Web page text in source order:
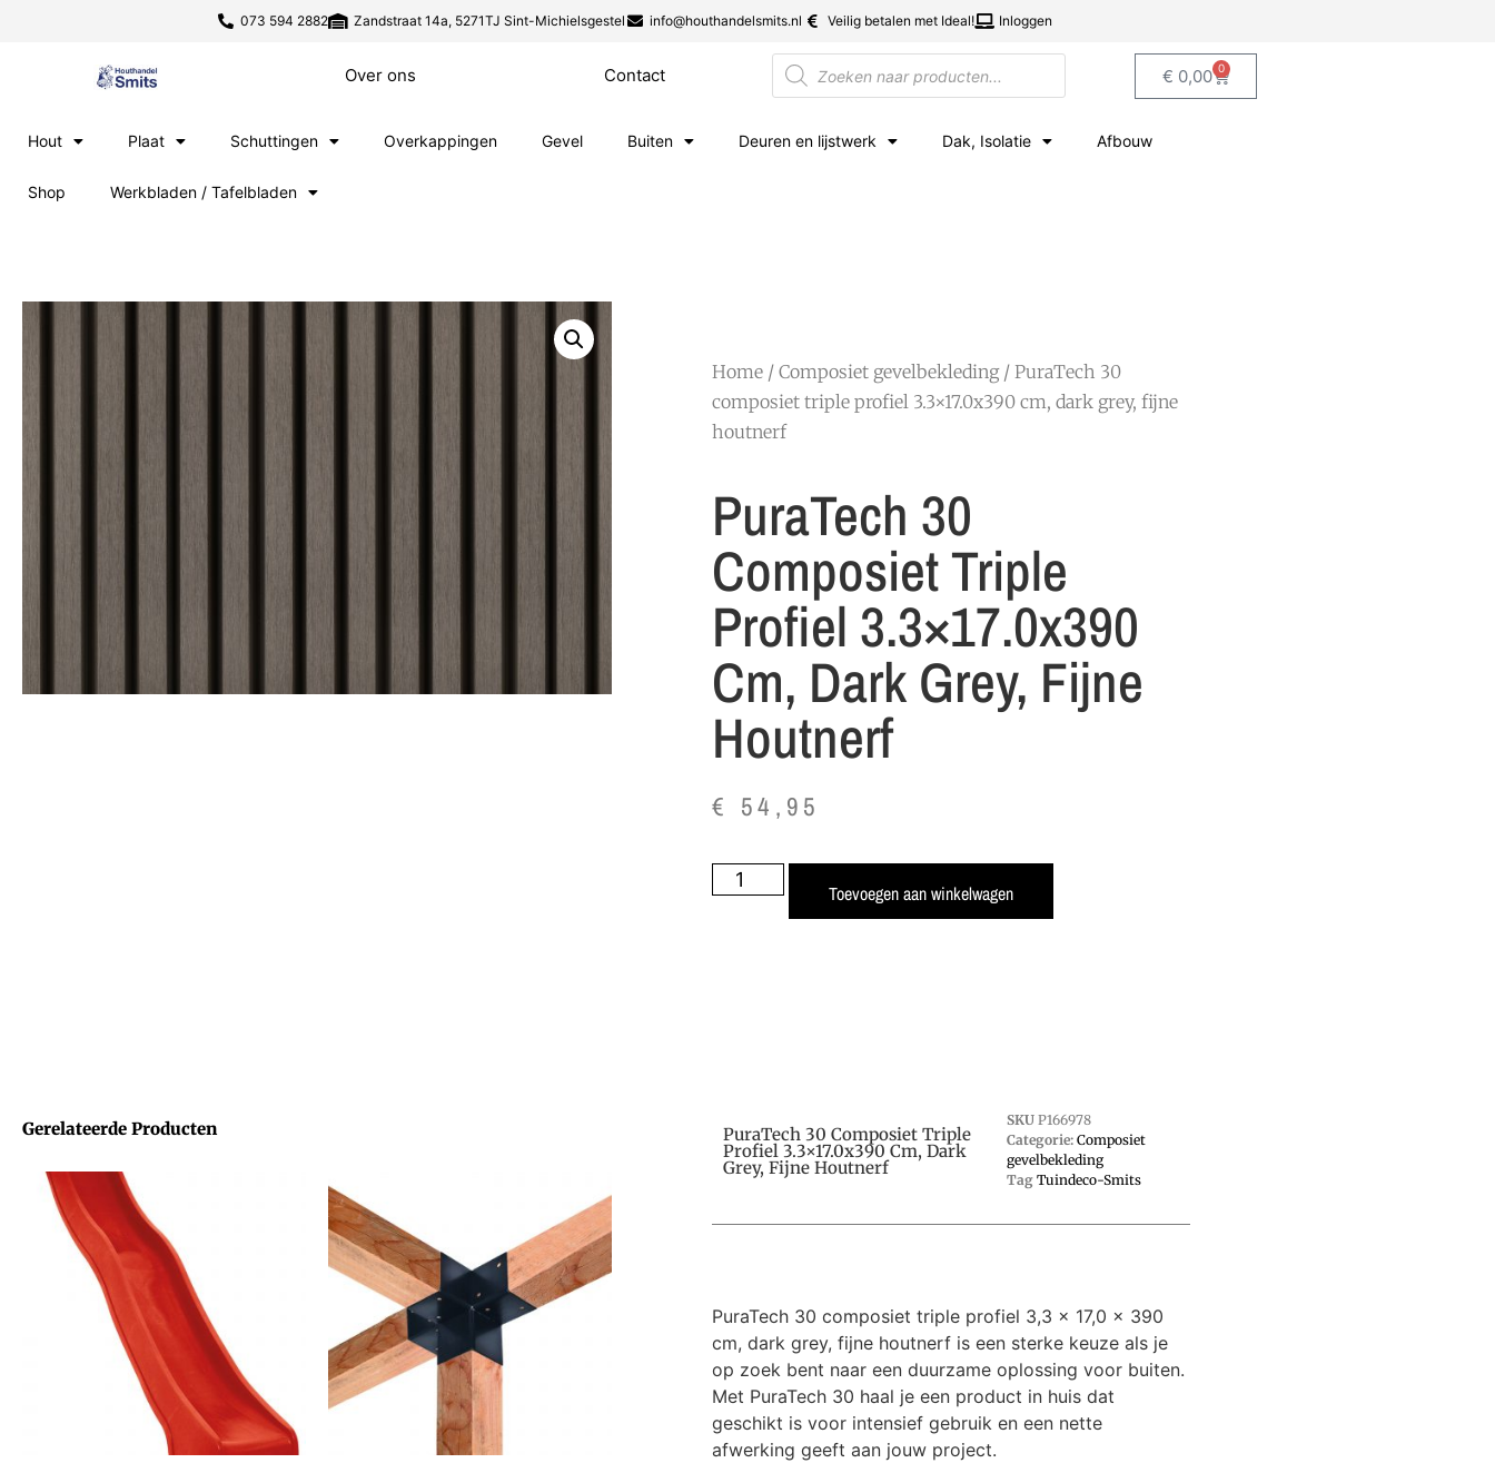
073 594 2882 Zandstraat 14a, 5271TJ Sint-Michielsgestel info@houthandelsmits.nl Veilig betalen met Ideal! Inloggen
Over ons Contact € 0,00 0
Hout Plaat Schuttingen Overkappingen Gevel Buiten Deuren en lijstwerk Dak, Isolatie Afbouw
Shop Werkbladen / Tafelbladen
Home / Composiet gevelbekleding/ PuraTech 30
composiet triple profiel 3.3×17.0x390 cm, dark grey, fijne
houtnerf
PuraTech 30
Composiet Triple
Profiel 3.3×17.0x390
Cm, Dark Grey, Fijne
Houtnerf
€ 54,95
Toevoegen aan winkelwagen
Gerelateerde Producten PuraTech 30 Composiet Triple
Profiel 3.3×17.0x390 Cm, Dark
Grey, Fijne Houtnerf
SKU P166978
Categorie: Composiet
gevelbekleding
Tag Tuindeco-Smits
PuraTech 30 composiet triple profiel 3,3 x 17,0 x 390
cm, dark grey, fijne houtnerf is een sterke keuze als je
op zoek bent naar een duurzame oplossing voor buiten.
Met PuraTech 30 haal je een product in huis dat
geschikt is voor intensief gebruik en een nette
afwerking geeft aan jouw project.